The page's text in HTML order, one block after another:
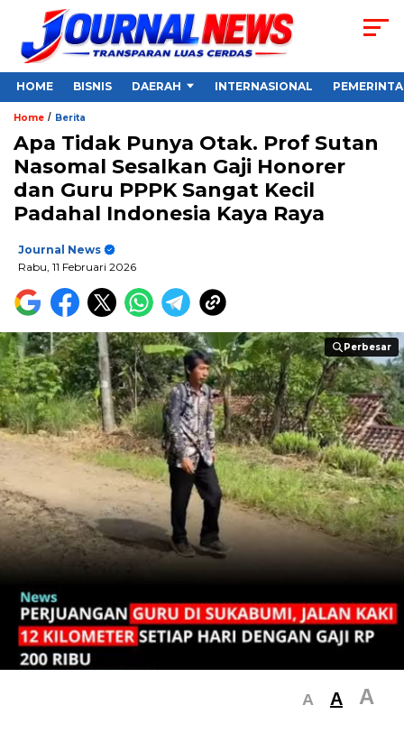
HOME BISNIS DAERAH INTERNASIONAL
Home / Berita
Apa Tidak Punya Otak. Prof Sutan
Nasomal Sesalkan Gaji Honorer
dan Guru PPPK Sangat Kecil
Padahal Indonesia Kaya Raya
Journal News
Rabu, 11 Februari 2026
Perbesar
Perbesar
A A A